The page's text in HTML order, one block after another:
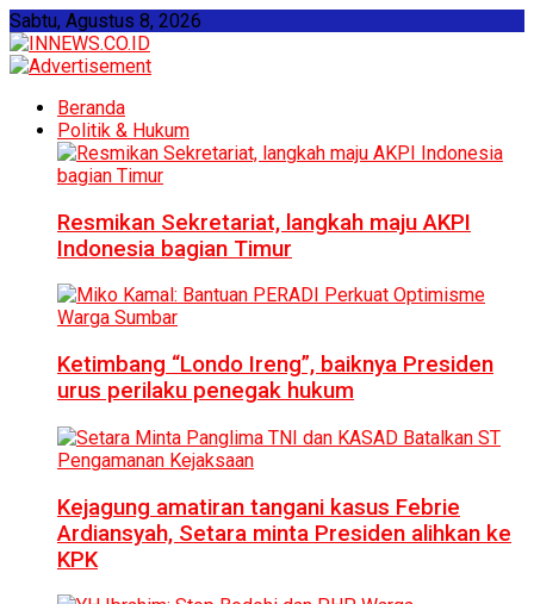
Sabtu, Agustus 8, 2026
Beranda
Politik & Hukum
Resmikan Sekretariat, langkah maju AKPI
Indonesia bagian Timur
Ketimbang “Londo Ireng”, baiknya Presiden
urus perilaku penegak hukum
Kejagung amatiran tangani kasus Febrie
Ardiansyah, Setara minta Presiden alihkan ke
KPK